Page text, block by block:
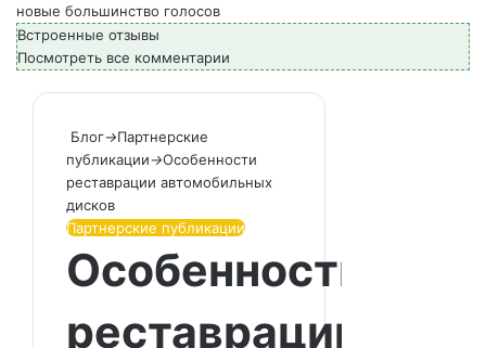
новые большинство голосов
Встроенные отзывы
Посмотреть все комментарии